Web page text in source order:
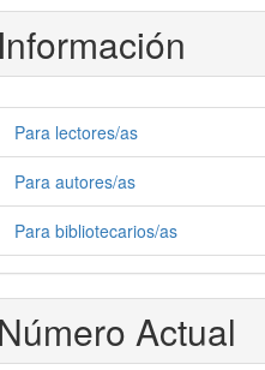
Para lectores/as
Para autores/as
Para bibliotecarios/as
Actual